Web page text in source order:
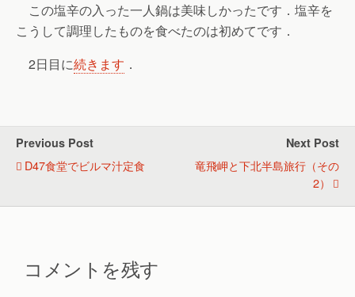
この塩辛の入った一人鍋は美味しかったです．塩辛を
こうして調理したものを食べたのは初めてです．
2日目に続きます ．
Previous Post
D47食堂でビルマ汁定食
Next Post
竜飛岬と下北半島旅行（その
2）
コメントを残す